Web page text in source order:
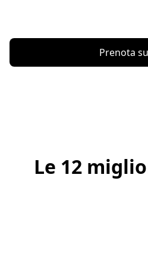
Prenota
Le 12